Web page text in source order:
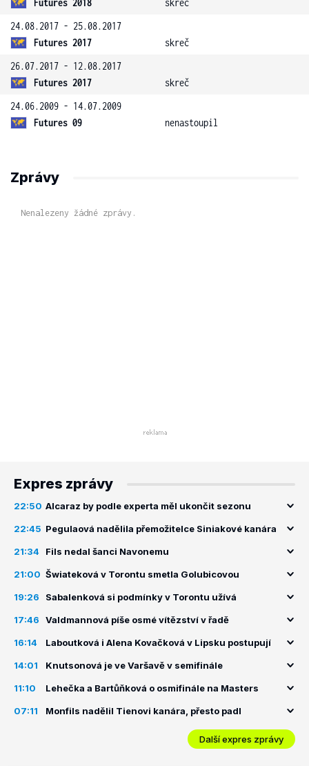
Futures 2018
skreč
24.08.2017 - 25.08.2017
Futures 2017
skreč
26.07.2017 - 12.08.2017
Futures 2017
skreč
24.06.2009 - 14.07.2009
Futures 09
nenastoupil
Zprávy
Nenalezeny žádné zprávy.
Expres zprávy
22:50 Alcaraz by podle experta měl ukončit sezonu
22:45 Pegulaová nadělila přemožitelce Siniakové kanára
21:34 Fils nedal šanci Navonemu
21:00 Šwiateková v Torontu smetla Golubicovou
19:26 Sabalenková si podmínky v Torontu užívá
17:46 Valdmannová píše osmé vítězství v řadě
16:14 Laboutková i Alena Kovačková v Lipsku postupují
14:01 Knutsonová je ve Varšavě v semifinále
11:10 Lehečka a Bartůňková o osmifinále na Masters
07:11 Monfils nadělil Tienovi kanára, přesto padl
Další expres zprávy